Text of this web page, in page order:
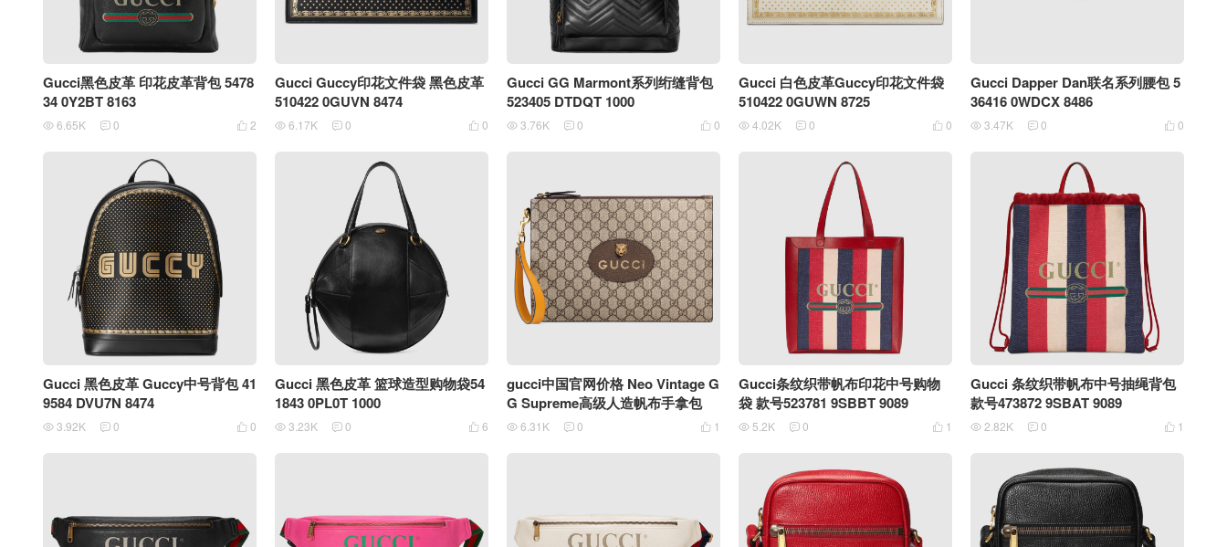
Gucci黑色皮革 印花皮革背包 5478
34 0Y2BT 8163
 2
 6.65K  0
Gucci Guccy印花文件袋 黑色皮革
510422 0GUVN 8474
 0
 6.17K  0
Gucci GG Marmont系列绗缝背包
523405 DTDQT 1000
 0
 3.76K  0
Gucci 白色皮革Guccy印花文件袋
510422 0GUWN 8725
 0
 4.02K  0
Gucci Dapper Dan联名系列腰包 5
36416 0WDCX 8486
 0
 3.47K  0
Gucci 黑色皮革 Guccy中号背包 41
9584 DVU7N 8474
 0
 3.92K  0
Gucci 黑色皮革 篮球造型购物袋54
1843 0PL0T 1000
 6
 3.23K  0
gucci中国官网价格 Neo Vintage G
G Supreme高级人造帆布手拿包
 1
 6.31K  0
Gucci条纹织带帆布印花中号购物
袋 款号523781 9SBBT 9089
 1
 5.2K  0
Gucci 条纹织带帆布中号抽绳背包
款号473872 9SBAT 9089
 1
 2.82K  0